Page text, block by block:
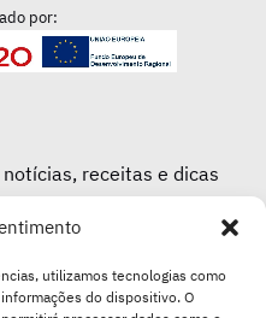
utilizamos tecnologias como
do dispositivo. O
por:
receitas e dicas